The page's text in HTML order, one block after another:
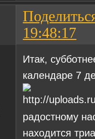
19:48:17
Итак,
календаре 7
радостному
находится